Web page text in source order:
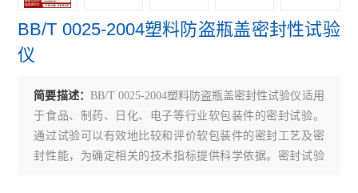
无损密封测试仪
BB/T 0025-2004塑料防盗瓶盖密封性试验
仪
简要描述： BB/T 0025-2004塑料防盗瓶盖密封性试验仪适用
于食品、制药、日化、电子等行业软包装件的密封试验。
通过试验可以有效地比较和评价软包装件的密封工艺及密
封性能，为确定相关的技术指标提供科学依据。密封试验